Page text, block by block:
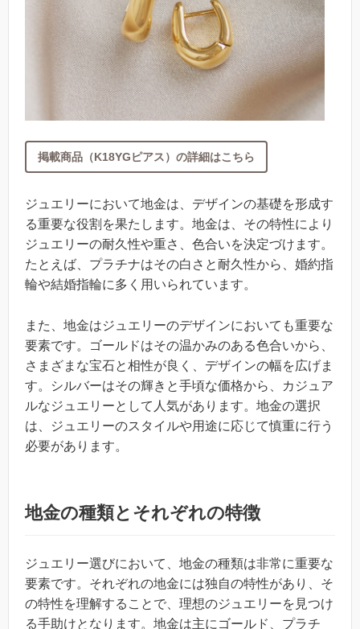
掲載商品（K18YGピアス）の詳細はこちら
ジュエリーにおいて地金は、デザインの基礎を形成す
る重要な役割を果たします。地金は、その特性により
ジュエリーの耐久性や重さ、色合いを決定づけます。
たとえば、プラチナはその白さと耐久性から、婚約指
輪や結婚指輪に多く用いられています。
また、地金はジュエリーのデザインにおいても重要な
要素です。ゴールドはその温かみのある色合いから、
さまざまな宝石と相性が良く、デザインの幅を広げま
す。シルバーはその輝きと手頃な価格から、カジュア
ルなジュエリーとして人気があります。地金の選択
は、ジュエリーのスタイルや用途に応じて慎重に行う
必要があります。
地金の種類とそれぞれの特徴
ジュエリー選びにおいて、地金の種類は非常に重要な
要素です。それぞれの地金には独自の特性があり、そ
の特性を理解することで、理想のジュエリーを見つけ
る手助けとなります。地金は主にゴールド、プラチ